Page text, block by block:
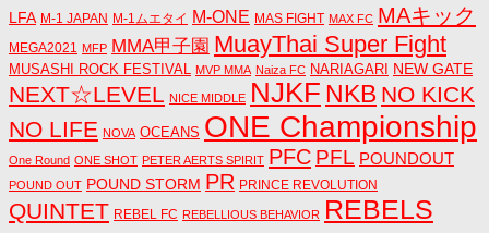
LFA M-1 JAPAN M-1ムエタイ M-ONE MAS FIGHT MAX FC MAキック
MEGA2021 MFP MMA甲子園 MuayThai Super Fight
MUSASHI ROCK FESTIVAL MVP MMA Naiza FC NARIAGARI NEW GATE
NEXT☆LEVEL NICE MIDDLE NJKF NKB NO KICK
NO LIFE NOVA OCEANS ONE Championship
One Round ONE SHOT PETER AERTS SPIRIT PFC PFL POUNDOUT
POUND OUT POUND STORM PR PRINCE REVOLUTION
QUINTET REBEL FC REBELLIOUS BEHAVIOR REBELS